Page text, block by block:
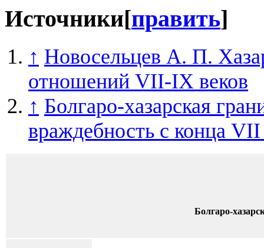
Источники[править]
↑ Новосельцев А. П.
отношений VII-IX веков
↑ Болгаро-хазарская
враждебность с конца
Болгаро-